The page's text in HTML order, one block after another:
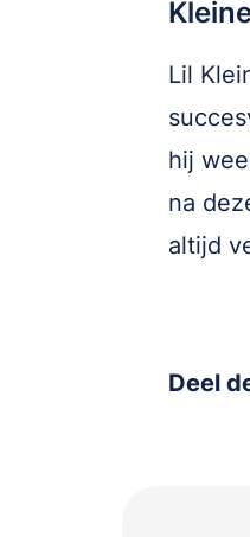
Lil
hij
na
altijd
Deel